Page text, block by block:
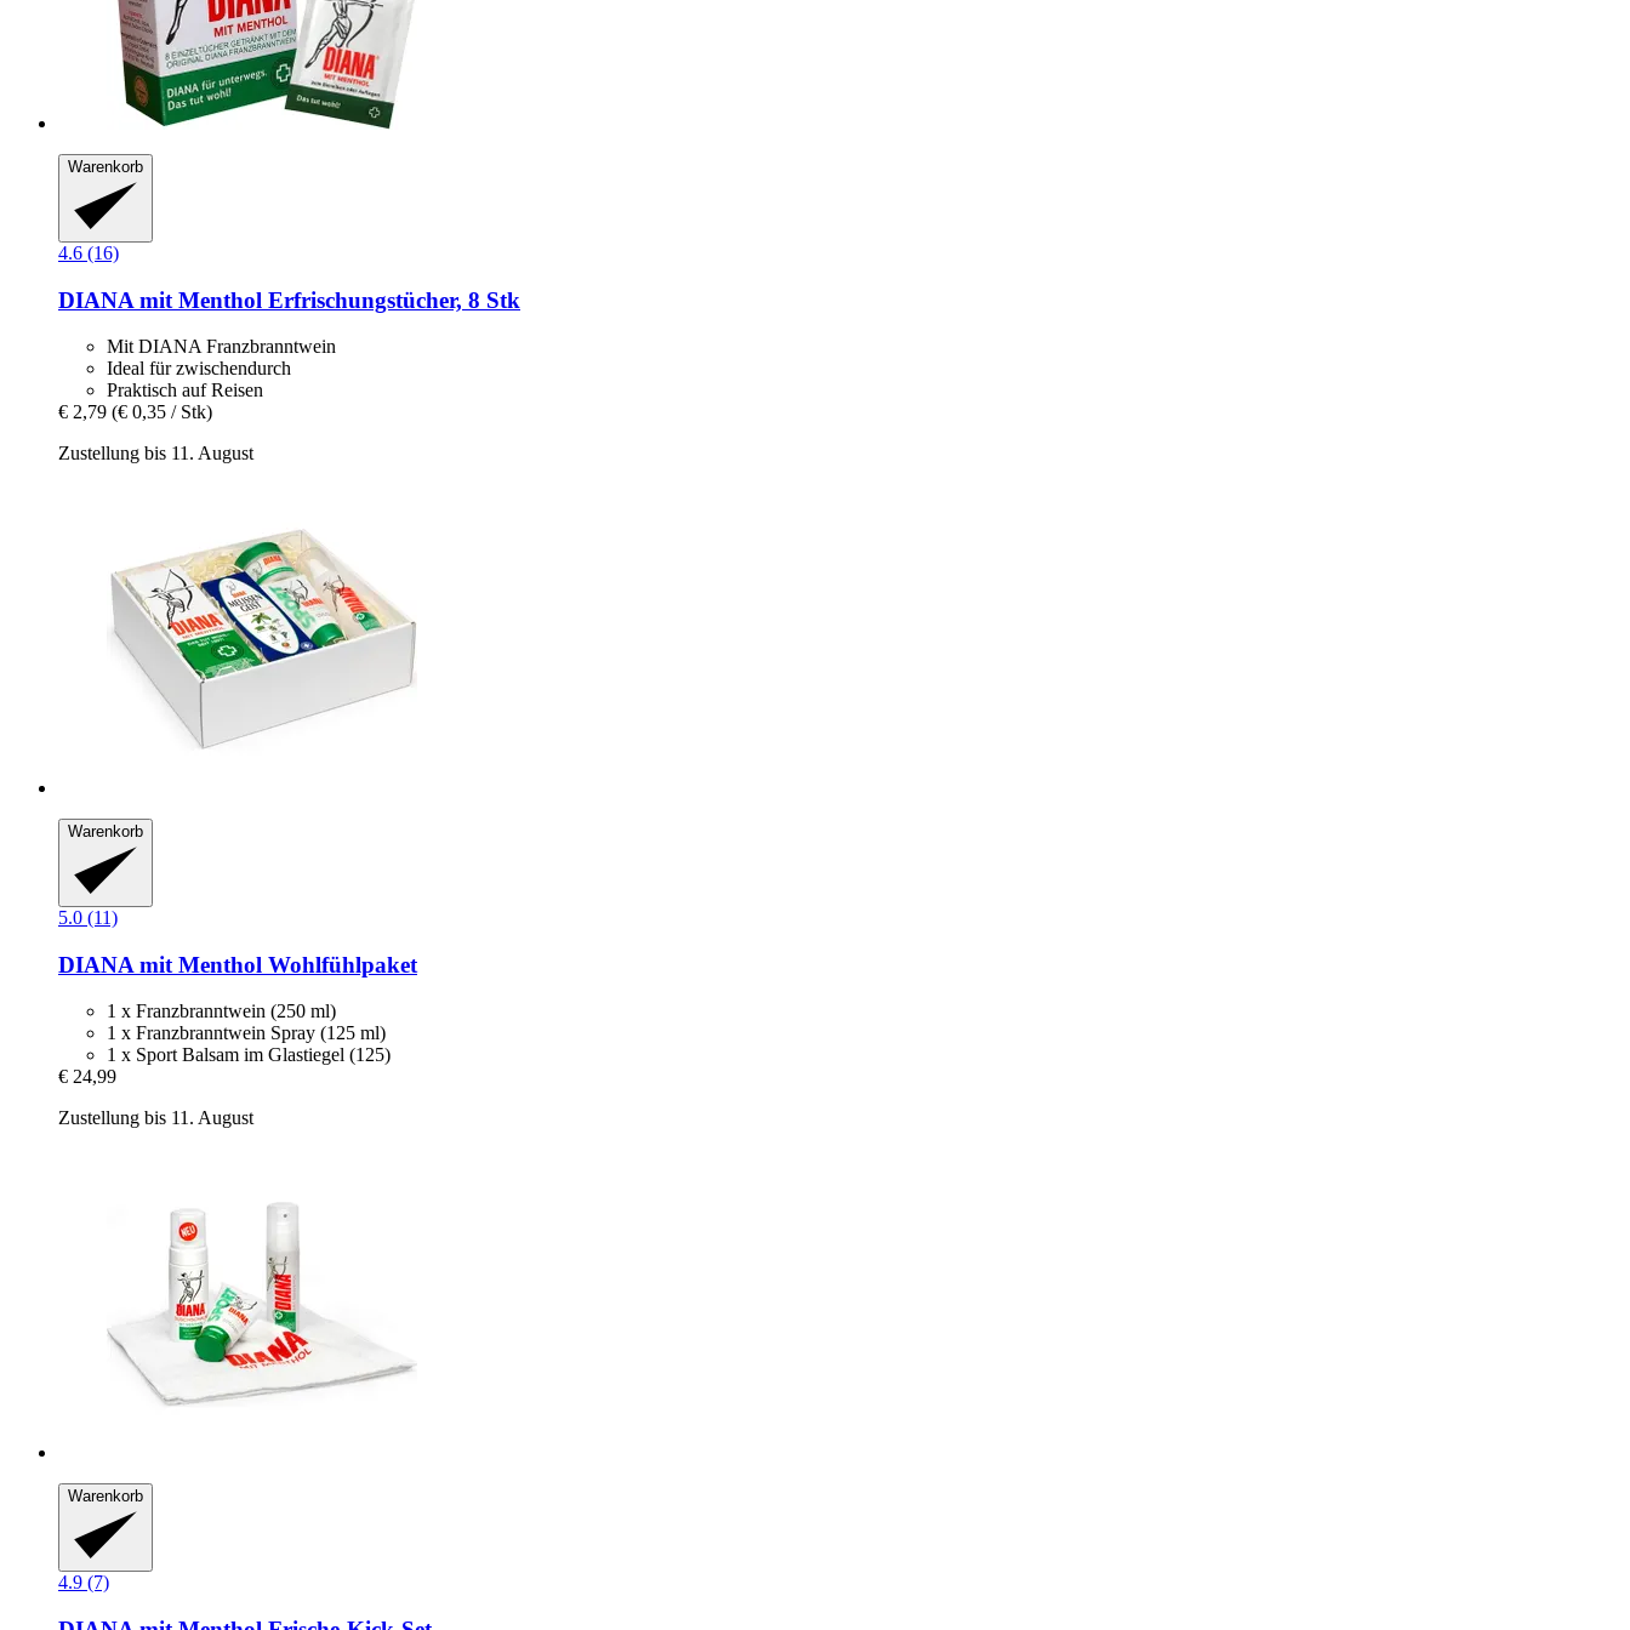
Warenkorb
4.6 (16)
DIANA mit Menthol Erfrischungstücher, 8 Stk
Mit DIANA Franzbranntwein
Ideal für zwischendurch
Praktisch auf Reisen
€ 2,79 (€ 0,35 / Stk)
Zustellung bis 11. August
Warenkorb
5.0 (11)
DIANA mit Menthol Wohlfühlpaket
1 x Franzbranntwein (250 ml)
1 x Franzbranntwein Spray (125 ml)
1 x Sport Balsam im Glastiegel (125)
€ 24,99
Zustellung bis 11. August
Warenkorb
4.9 (7)